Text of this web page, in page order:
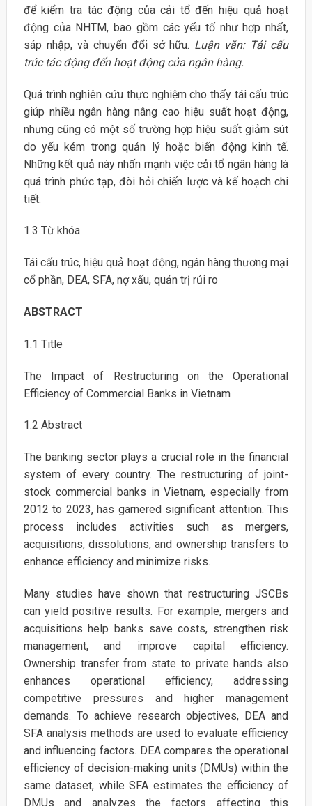
để kiểm tra tác động của cải tổ đến hiệu quả hoạt
động của NHTM, bao gồm các yếu tố như hợp nhất,
sáp nhập, và chuyển đổi sở hữu. Luận văn: Tái cấu
trúc tác động đến hoạt động của ngân hàng.
Quá trình nghiên cứu thực nghiệm cho thấy tái cấu trúc
giúp nhiều ngân hàng nâng cao hiệu suất hoạt động,
nhưng cũng có một số trường hợp hiệu suất giảm sút
do yếu kém trong quản lý hoặc biến động kinh tế.
Những kết quả này nhấn mạnh việc cải tổ ngân hàng là
quá trình phức tạp, đòi hỏi chiến lược và kế hoạch chi
tiết.
1.3 Từ khóa
Tái cấu trúc, hiệu quả hoạt động, ngân hàng thương mại
cổ phần, DEA, SFA, nợ xấu, quản trị rủi ro
ABSTRACT
1.1 Title
The Impact of Restructuring on the Operational
Efficiency of Commercial Banks in Vietnam
1.2 Abstract
The banking sector plays a crucial role in the financial
system of every country. The restructuring of joint-
stock commercial banks in Vietnam, especially from
2012 to 2023, has garnered significant attention. This
process includes activities such as mergers,
acquisitions, dissolutions, and ownership transfers to
enhance efficiency and minimize risks.
Many studies have shown that restructuring JSCBs
can yield positive results. For example, mergers and
acquisitions help banks save costs, strengthen risk
management, and improve capital efficiency.
Ownership transfer from state to private hands also
enhances operational efficiency, addressing
competitive pressures and higher management
demands. To achieve research objectives, DEA and
SFA analysis methods are used to evaluate efficiency
and influencing factors. DEA compares the operational
efficiency of decision-making units (DMUs) within the
same dataset, while SFA estimates the efficiency of
DMUs and analyzes the factors affecting this